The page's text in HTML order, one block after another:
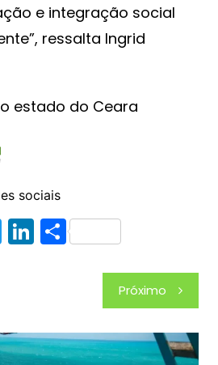
e integração social
ressalta Ingrid
estado do Ceara
sociais
T Li
dI
S
Próximo